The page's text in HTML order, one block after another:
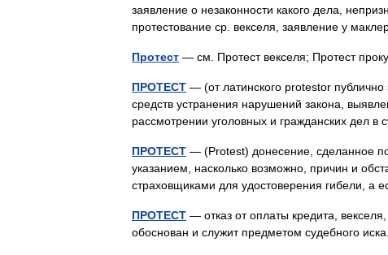
заявление о незаконности какого дела,
протестование ср. векселя, заявление у
Протест — см. Протест векселя; Протест
ПРОТЕСТ — (от латинского protestor
средств устранения нарушений закона,
рассмотрении уголовных и гражданских дел
ПРОТЕСТ — (Protest) донесение, сделанное
указанием, насколько возможно, причин и
страховщиками для удостоверения гибели,
ПРОТЕСТ — отказ от оплаты кредита,
обоснован и служит предметом судебного